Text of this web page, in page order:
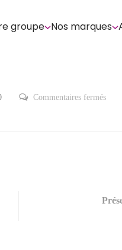
groupe Nos marques
Commentaires ferméssur